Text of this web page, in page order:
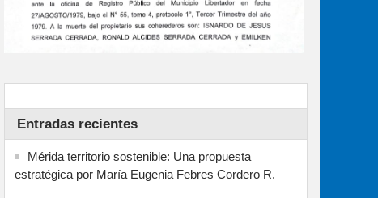
Entradas recientes
Mérida territorio sostenible: Una propuesta
estratégica por María Eugenia Febres Cordero R.